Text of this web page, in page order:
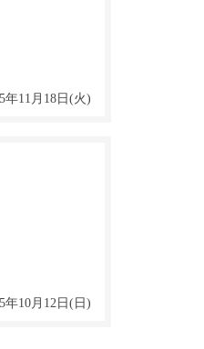
年11月18日(火)
年10月12日(日)